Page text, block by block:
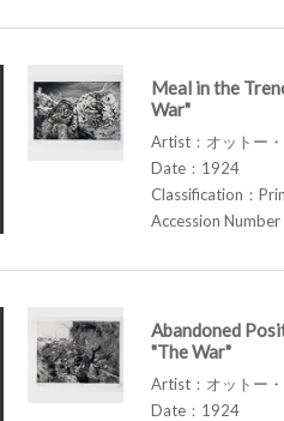
Meal in the
War"
Artist：オットー
Date：1924
Classification：
Accession
Abandoned
"The War"
Artist：オットー
Date：1924